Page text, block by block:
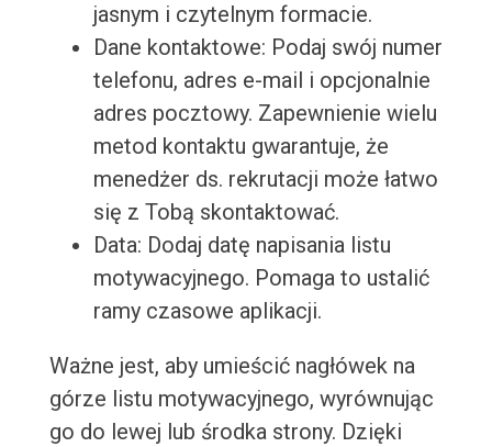
jasnym i czytelnym formacie.
Dane kontaktowe: Podaj swój numer
telefonu, adres e-mail i opcjonalnie
adres pocztowy. Zapewnienie wielu
metod kontaktu gwarantuje, że
menedżer ds. rekrutacji może łatwo
się z Tobą skontaktować.
Data: Dodaj datę napisania listu
motywacyjnego. Pomaga to ustalić
ramy czasowe aplikacji.
Ważne jest, aby umieścić nagłówek na
górze listu motywacyjnego, wyrównując
go do lewej lub środka strony. Dzięki